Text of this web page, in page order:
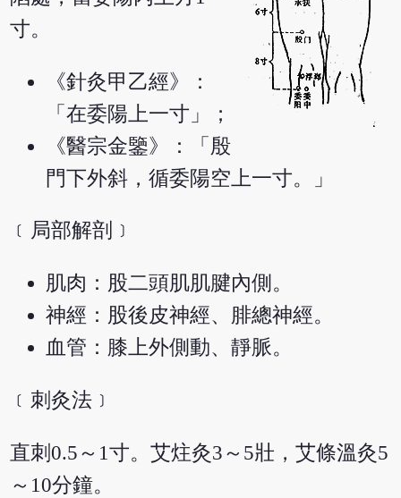
寸。
《針灸甲乙經》：
「在委陽上一寸」；
《醫宗金鑒》：「殷
門下外斜，循委陽空上一寸。」
﹝局部解剖﹞
肌肉：股二頭肌肌腱內側。
神經：股後皮神經、腓總神經。
血管：膝上外側動、靜脈。
﹝刺灸法﹞
直刺0.5～1寸。艾炷灸3～5壯，艾條溫灸5
～10分鐘。